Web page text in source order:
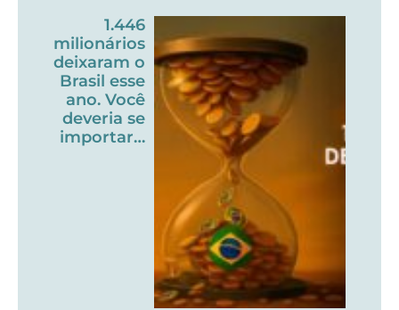
1.446
milionários
deixaram o
Brasil esse
ano. Você
deveria se
importar…